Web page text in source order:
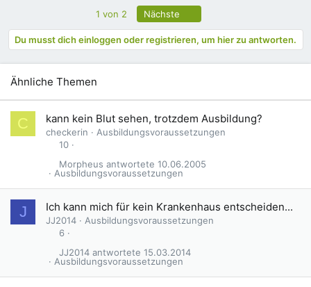
1 von 2 Nächste
Du musst dich einloggen oder registrieren, um hier zu antworten.
Ähnliche Themen
C kann kein Blut sehen, trotzdem Ausbildung?
checkerin
Ausbildungsvoraussetzungen
10
Ausbildungsvoraussetzungen
10.06.2005
Morpheus
J Ich kann mich für kein Krankenhaus entscheiden...
JJ2014
Ausbildungsvoraussetzungen
6
Ausbildungsvoraussetzungen
15.03.2014
JJ2014